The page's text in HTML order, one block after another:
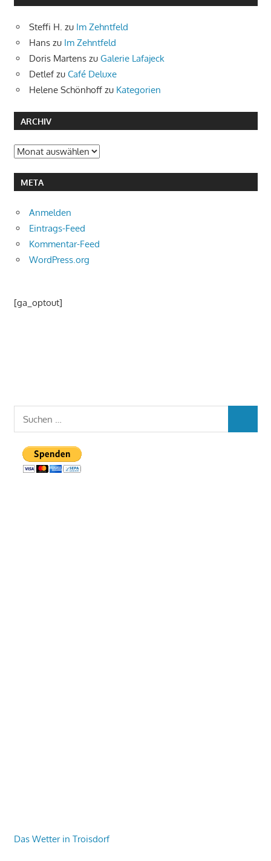
Steffi H. zu Im Zehntfeld
Hans zu Im Zehntfeld
Doris Martens zu Galerie Lafajeck
Detlefzu Café Deluxe
Helene Schönhoff zu Kategorien
ARCHIV
Archiv
META
Anmelden
Eintrags-Feed
Kommentar-Feed
WordPress.org
[ga_optout]
Das Wetter in Troisdorf